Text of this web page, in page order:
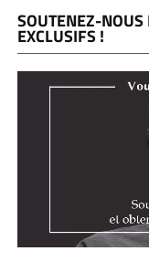
SOUTENEZ-NOUS
EXCLUSIFS !